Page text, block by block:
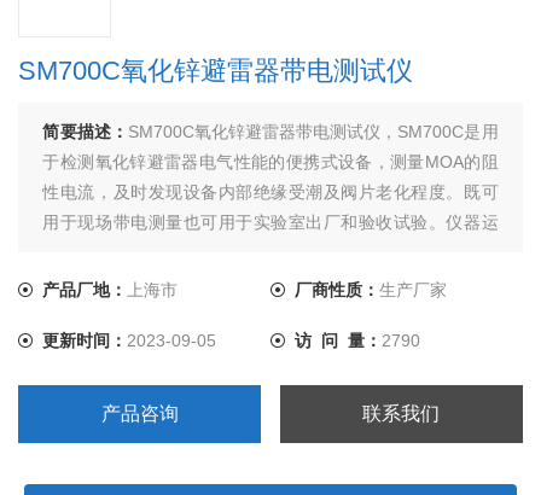
SM700C氧化锌避雷器带电测试仪
简要描述： SM700C氧化锌避雷器带电测试仪，SM700C是用
于检测氧化锌避雷器电气性能的便携式设备，测量MOA的阻
性电流，及时发现设备内部绝缘受潮及阀片老化程度。既可
用于现场带电测量也可用于实验室出厂和验收试验。仪器运
扰方法使测量结果准确、稳定，可准确分析出基波和3～7次
的阻性电流。
产品厂地：上海市 厂商性质： 生产厂家
更新时间：2023-09-05 访 问 量： 2790
产品咨询 联系我们